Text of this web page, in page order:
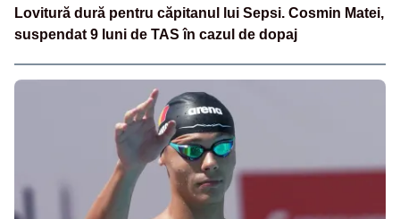
Lovitură dură pentru căpitanul lui Sepsi. Cosmin Matei,
suspendat 9 luni de TAS în cazul de dopaj